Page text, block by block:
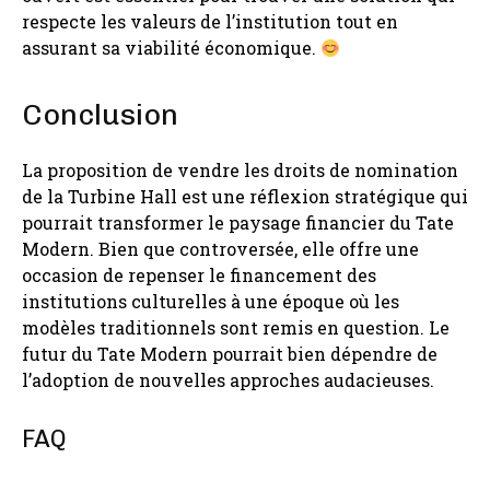
respecte les valeurs de l’institution tout en
assurant sa viabilité économique.
Conclusion
La proposition de vendre les droits de nomination
de la Turbine Hall est une réflexion stratégique qui
pourrait transformer le paysage financier du Tate
Modern. Bien que controversée, elle offre une
occasion de repenser le financement des
institutions culturelles à une époque où les
modèles traditionnels sont remis en question. Le
futur du Tate Modern pourrait bien dépendre de
l’adoption de nouvelles approches audacieuses.
FAQ